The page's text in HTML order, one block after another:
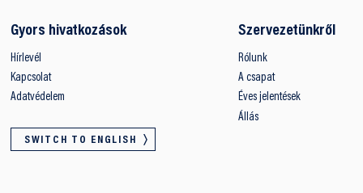
Gyors hivatkozások
Hírlevél
Kapcsolat
Adatvédelem
SWITCH TO ENGLISH
Szervezetünkről
Rólunk
A csapat
Éves jelentések
Állás